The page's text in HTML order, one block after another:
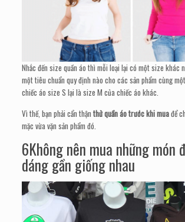
Nhắc đến size quần áo thì mỗi loại lại có một size khác
một tiêu chuẩn quy định nào cho các sản phẩm cùng
chiếc áo size S lại là size M của chiếc áo khác.
Vì thế, bạn phải cẩn thận thử quần áo trước khi muađể
mặc vừa vặn sản phẩm đó.
6Không nên mua những món
dáng gần giống nhau